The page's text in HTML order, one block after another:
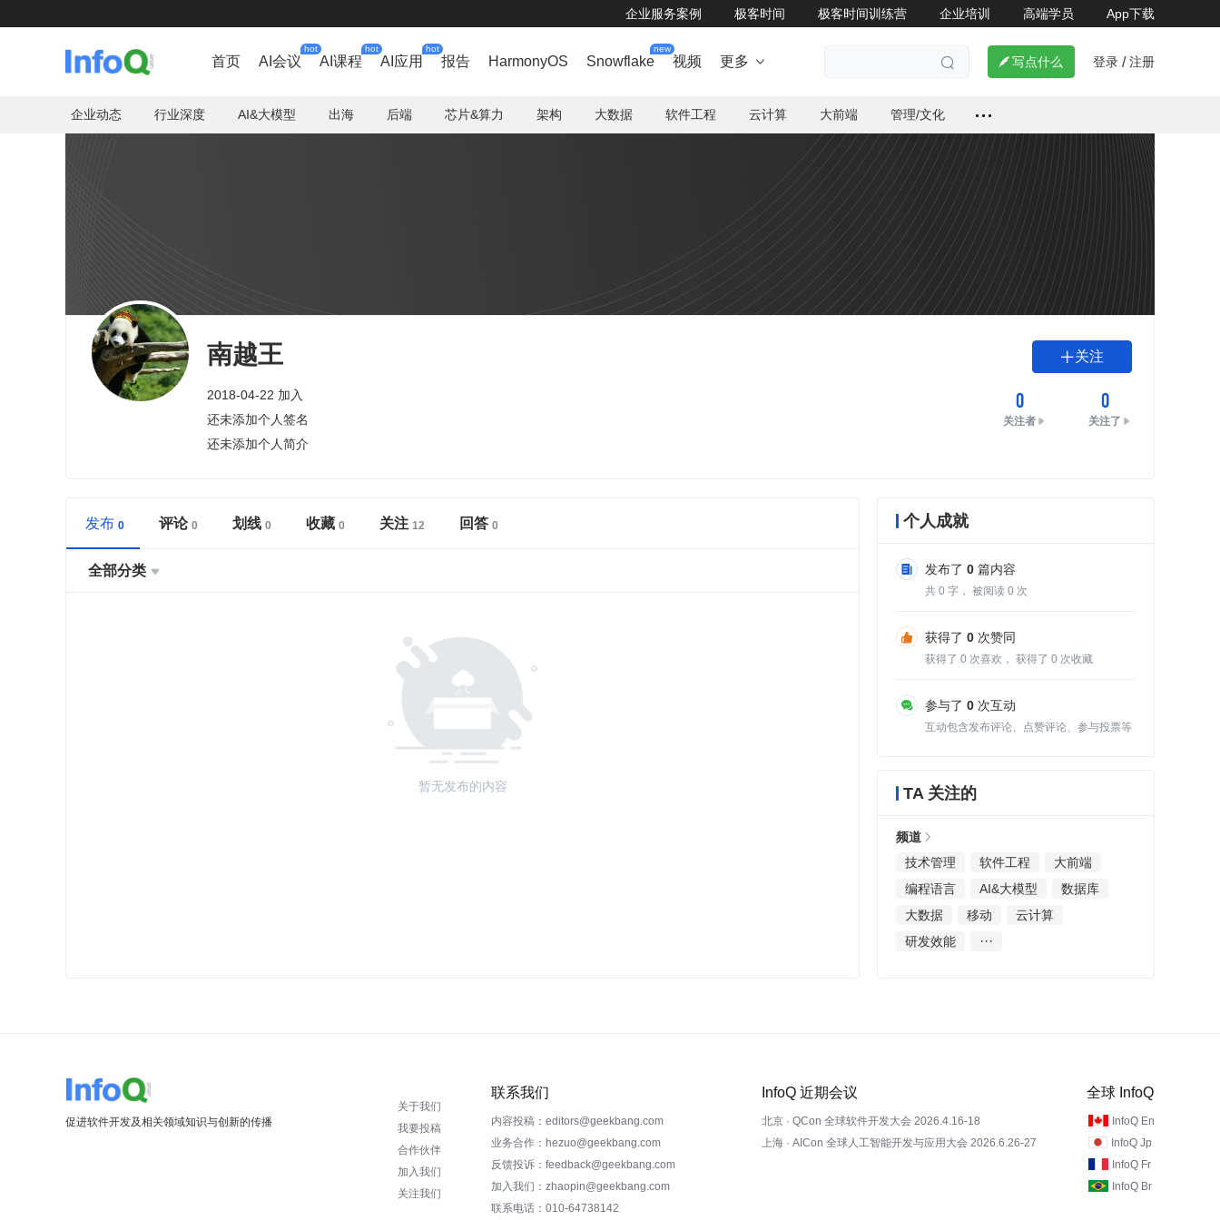
企业服务案例 极客时间 极客时间训练营 企业培训 高端学员 App下载
首页 AI会议
hot
AI课程
hot
AI应用
hot
报告 HarmonyOS Snowflake
new
视频 更多    写点什么 登录 / 注册
企业动态 行业深度 AI&大模型 出海 后端 芯片&算力 架构 大数据 软件工程 云计算 大前端 管理/文化
南越王
2018-04-22 加入
还未添加个人签名
还未添加个人简介
关注
0
关注者
0
关注了
发布 评论 划线 收藏 关注 回答
全部分类 
暂无发布的内容
个人成就
发布了 0 篇内容
共 0 字， 被阅读 0 次
获得了 0 次赞同
获得了 0 次喜欢， 获得了 0 次收藏
参与了 0 次互动
互动包含发布评论、点赞评论、参与投票等
TA 关注的
频道
技术管理
软件工程
大前端
编程语言
AI&大模型
数据库
大数据
移动
云计算
研发效能
···
促进软件开发及相关领域知识与创新的传播
关于我们
我要投稿
合作伙伴
加入我们
关注我们
联系我们
内容投稿：editors@geekbang.com
业务合作：hezuo@geekbang.com
反馈投诉：feedback@geekbang.com
加入我们：zhaopin@geekbang.com
联系电话：010-64738142
InfoQ 近期会议
北京 · QCon 全球软件开发大会 2026.4.16-18
上海 · AICon 全球人工智能开发与应用大会 2026.6.26-27
全球 InfoQ
InfoQ En
InfoQ Jp
InfoQ Fr
InfoQ Br